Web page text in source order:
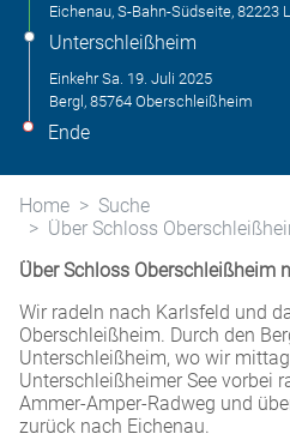
Eichenau, S-Bahn-Südseite, 82223
Unterschleißheim
Einkehr Sa. 19. Juli 2025
Bergl, 85764 Oberschleißheim
Ende
Home
Suche
Über Schloss
Über Schloss Oberschleißheim
Wir radeln nach Karlsfeld und
Oberschleißheim. Durch den
Unterschleißheim, wo wir
Unterschleißheimer See vorbei
Ammer-Amper-Radweg und
zurück nach Eichenau.